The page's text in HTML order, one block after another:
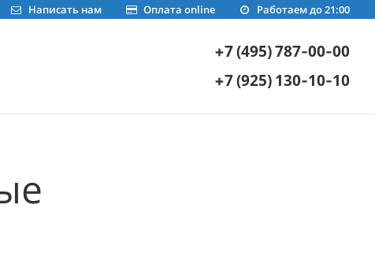
Работаем до 21:00
Оплата online
Написать нам
+7 (495) 787-00-00
+7 (925) 130-10-10